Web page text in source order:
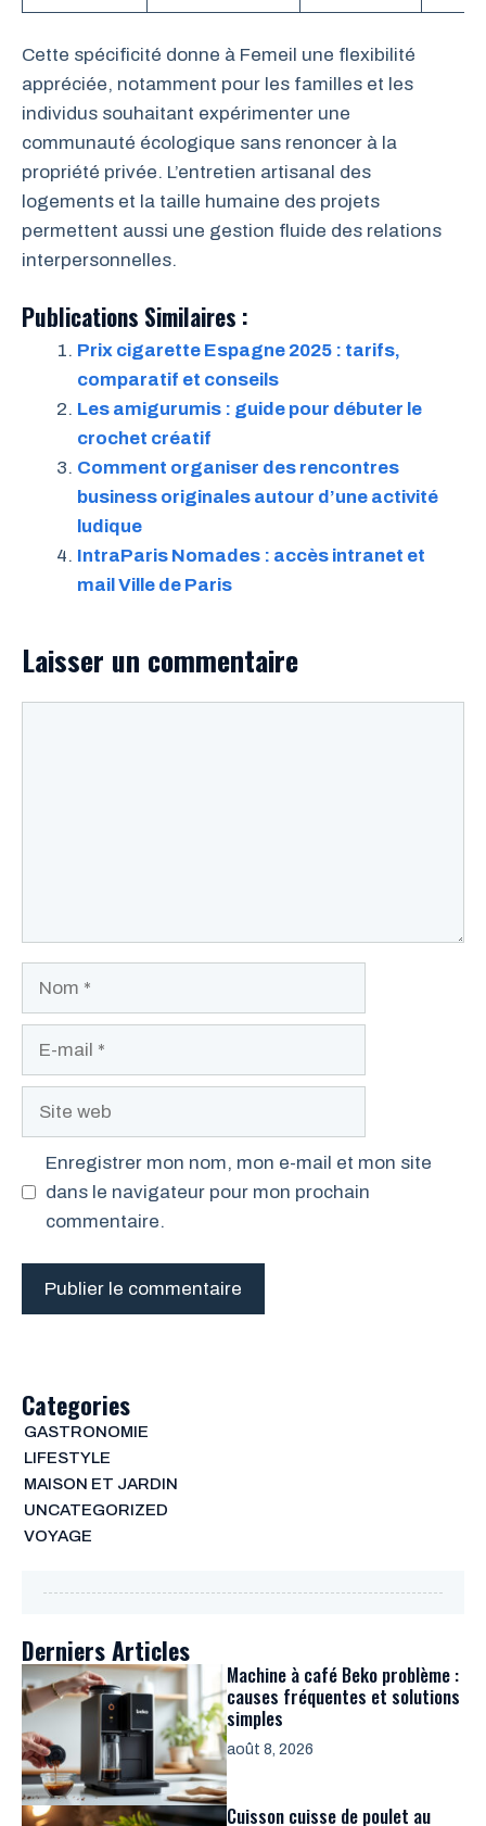
Cette spécificité donne à Femeil une flexibilité
appréciée, notamment pour les familles et les
individus souhaitant expérimenter une
communauté écologique sans renoncer à la
propriété privée. L’entretien artisanal des
logements et la taille humaine des projets
permettent aussi une gestion fluide des relations
interpersonnelles.
Publications Similaires :
Prix cigarette Espagne 2025 : tarifs,
comparatif et conseils
Les amigurumis : guide pour débuter le
crochet créatif
Comment organiser des rencontres
business originales autour d’une activité
ludique
IntraParis Nomades : accès intranet et
mail Ville de Paris
Laisser un commentaire
Enregistrer mon nom, mon e-mail et mon site
dans le navigateur pour mon prochain
commentaire.
Categories
GASTRONOMIE
LIFESTYLE
MAISON ET JARDIN
UNCATEGORIZED
VOYAGE
Derniers Articles
Machine à café Beko problème :
causes fréquentes et solutions
simples
août 8, 2026
Cuisson cuisse de poulet au